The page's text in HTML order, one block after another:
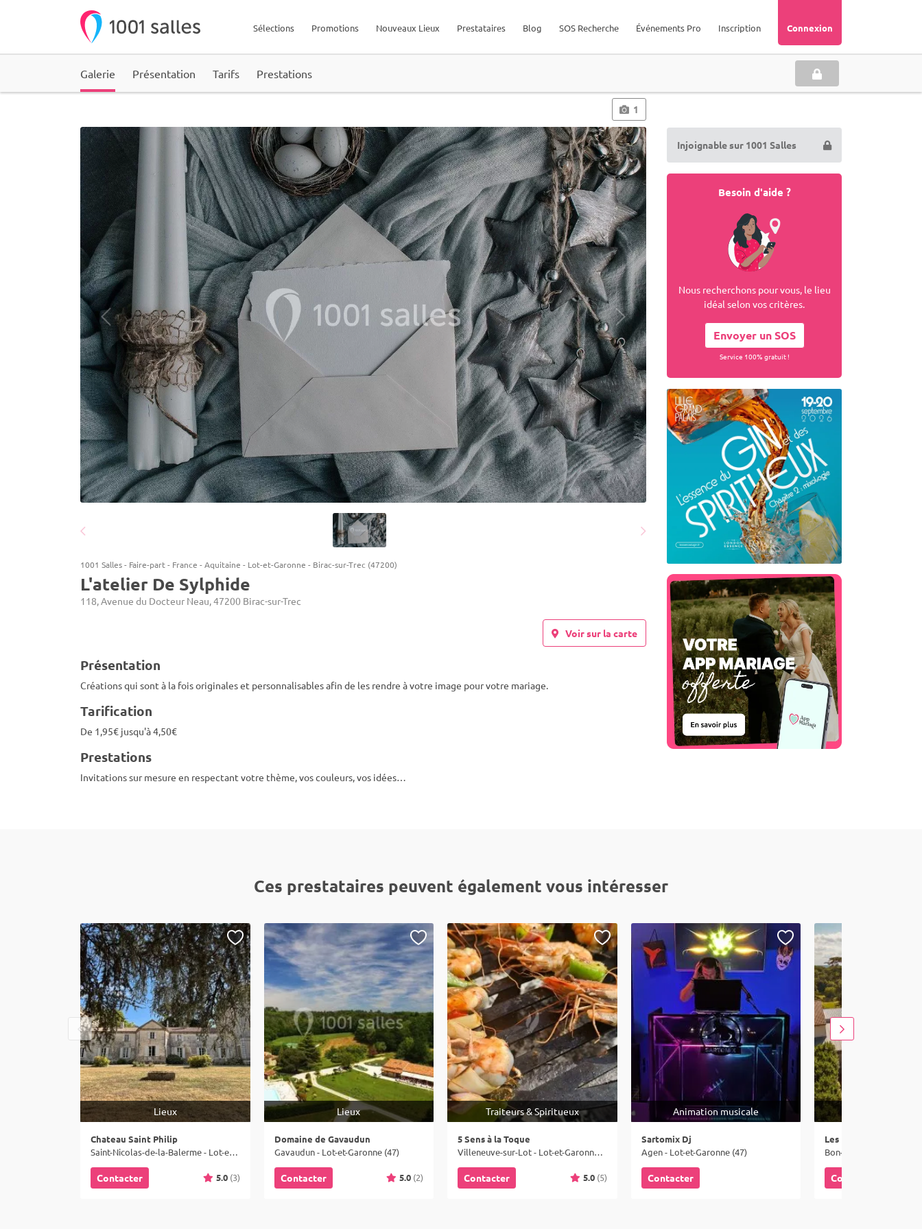
Connexion
Inscription
Événements Pro
SOS Recherche
Blog
Prestataires
Nouveaux Lieux
Promotions
Sélections
Galerie Présentation Tarifs Prestations
1
1001 Salles- Faire-part- France -Aquitaine - Lot-et-Garonne - Birac-sur-Trec (47200)
L'atelier De Sylphide
118, Avenue du Docteur Neau, 47200 Birac-sur-Trec
Voir sur la carte
Présentation
Créations qui sont à la fois originales et personnalisables afin de les rendre à votre image pour votre mariage.
Tarification
De 1,95€ jusqu'à 4,50€
Prestations
Invitations sur mesure en respectant votre thème, vos couleurs, vos idées…
Injoignable sur 1001 Salles
Besoin d'aide ?
Nous recherchons pour vous, le lieu
idéal selon vos critères.
Envoyer un SOS
Service 100% gratuit !
Ces prestataires peuvent également vous intéresser
Lieux
Chateau Saint Philip
Saint-Nicolas-de-la-Balerme - Lot-et-Garonne (47)
Contacter 5.0 (3)
Lieux
Domaine de Gavaudun
Gavaudun - Lot-et-Garonne (47)
Contacter 5.0 (2)
Traiteurs & Spiritueux
5 Sens à la Toque
Villeneuve-sur-Lot - Lot-et-Garonne (47)
Contacter 5.0 (5)
Animation musicale
Sartomix Dj
Agen - Lot-et-Garonne (47)
Contacter
Les Hauts de la
Bon-Encontre - Lot-et-
Contacter